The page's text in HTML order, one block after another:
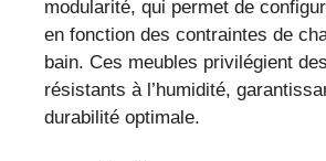
modularité, qui permet de
en fonction des contraintes de
bain. Ces meubles privilégient
résistants à l’humidité,
durabilité optimale.